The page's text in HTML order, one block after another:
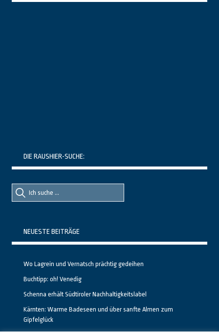
DIE RAUSHIER-SUCHE:
Suche
nach::
Suche
nach:
NEUESTE BEITRÄGE
Wo Lagrein und Vernatsch prächtig gedeihen
Buchtipp: oh! Venedig
Schenna erhält Südtiroler Nachhaltigkeitslabel
Kärnten: Warme Badeseen und über sanfte Almen zum
Gipfelglück